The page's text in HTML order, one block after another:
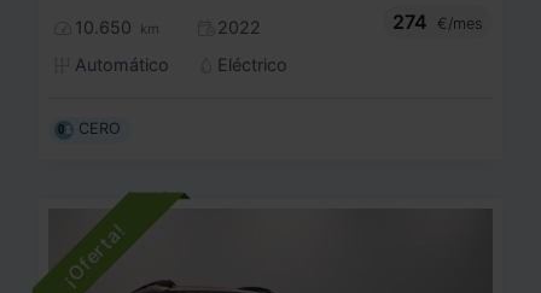
10.650 km
2022
Automático
Eléctrico
274
€/mes
CERO